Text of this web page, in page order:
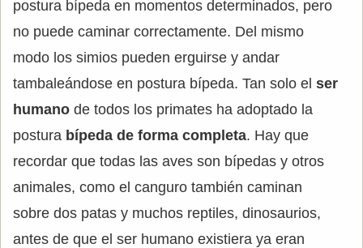
postura bípeda en momentos determinados, pero
no puede caminar correctamente. Del mismo
modo los simios pueden erguirse y andar
tambaleándose en postura bípeda. Tan solo el ser
humano de todos los primates ha adoptado la
postura bípeda de forma completa. Hay que
recordar que todas las aves son bípedas y otros
animales, como el canguro también caminan
sobre dos patas y muchos reptiles, dinosaurios,
antes de que el ser humano existiera ya eran